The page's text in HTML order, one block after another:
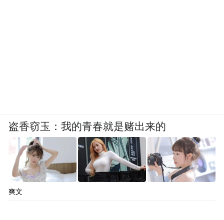
盗香窃玉：我的青春就是赌出来的
爽文